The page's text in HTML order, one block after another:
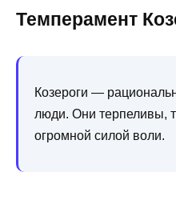
Темперамент
Козероги —
люди. Они терпеливы,
огромной силой воли.